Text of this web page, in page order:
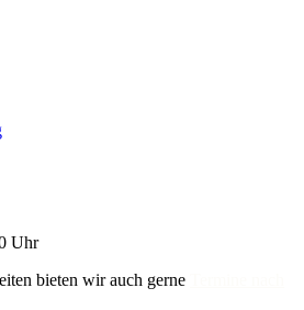
Uhr
bieten wir auch gerne